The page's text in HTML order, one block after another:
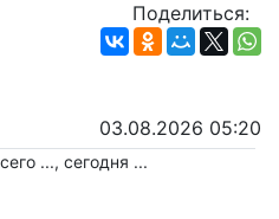
Поделиться:
03.08.2026 05:20
..., сегодня ...